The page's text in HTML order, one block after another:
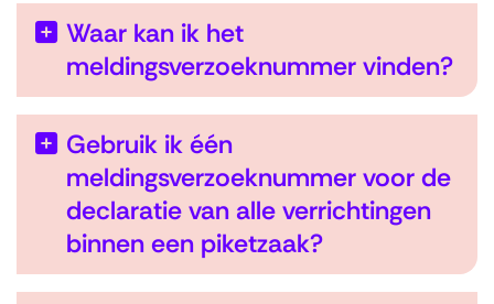
Waar kan ik het
meldingsverzoeknummer vinden?
Gebruik ik één
meldingsverzoeknummer voor de
declaratie van alle verrichtingen
binnen een piketzaak?